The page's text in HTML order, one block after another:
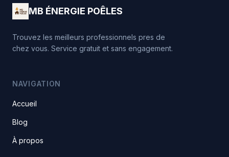
MB ÉNERGIE POÊLES
Trouvez les meilleurs professionnels pres de
chez vous. Service gratuit et sans engagement.
NAVIGATION
Accueil
Blog
À propos